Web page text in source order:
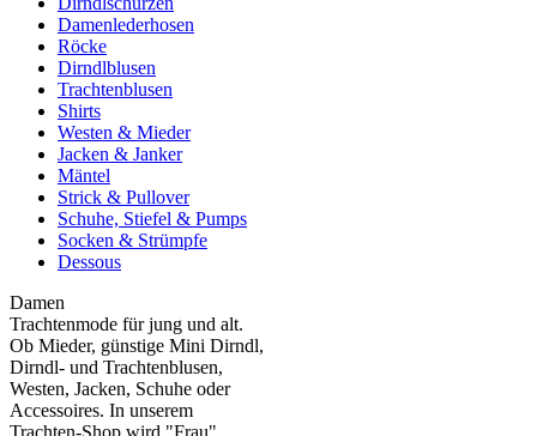
Damenlederhosen
Röcke
Dirndlblusen
Trachtenblusen
Shirts
Westen & Mieder
Jacken & Janker
Mäntel
Strick & Pullover
Schuhe, Stiefel & Pumps
Socken & Strümpfe
Dessous
Damen
Trachtenmode für jung und alt.
Ob Mieder, günstige Mini Dirndl,
Dirndl- und Trachtenblusen,
Westen, Jacken, Schuhe oder
Accessoires. In unserem
Trachten-Shop wird "Frau"